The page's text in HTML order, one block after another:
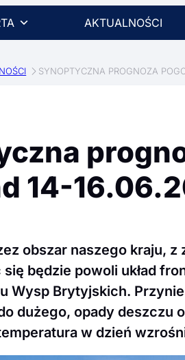
AKTUALNOŚCI
SYNOPTYCZNA PROGNOZA
14-
obszar naszego kraju, z
będzie powoli układ
Wysp Brytyjskich.
dużego, opady deszczu
w dzień